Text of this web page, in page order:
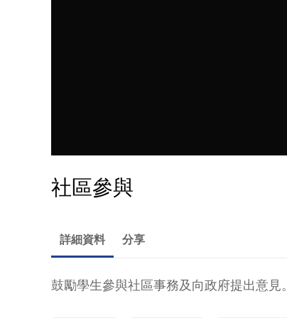
社區參與
詳細資料 分享
鼓勵學生參與社區事務及向政府提出意見。